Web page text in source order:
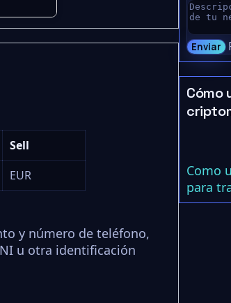
Sell
EUR
y número de teléfono,
u otra identificación
Enviar
Cómo
Como
para